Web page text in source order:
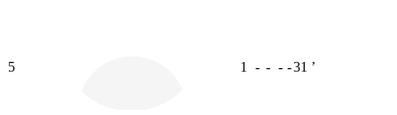
5 1 - - - -31 ʼ